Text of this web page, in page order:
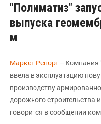
"Полиматиз"
выпуска
м
Маркет Репорт-- Компания
ввела в эксплуатацию
производству
дорожного
говорится в сообщении